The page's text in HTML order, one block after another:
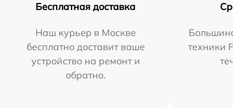
Бесплатная доставка
Наш курьер в Москве
бесплатно доставит ваше
устройство на ремонт и
обратно.
техники